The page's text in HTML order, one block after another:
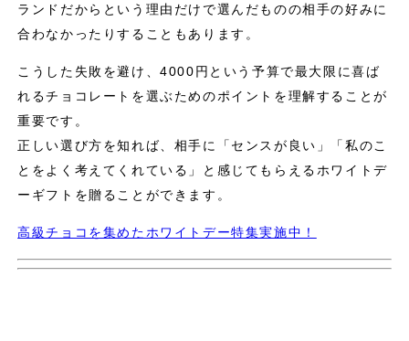
ランドだからという理由だけで選んだものの相手の好みに
合わなかったりすることもあります。
こうした失敗を避け、4000円という予算で最大限に喜ば
れるチョコレートを選ぶためのポイントを理解することが
重要です。
正しい選び方を知れば、相手に「センスが良い」「私のこ
とをよく考えてくれている」と感じてもらえるホワイトデ
ーギフトを贈ることができます。
高級チョコを集めたホワイトデー特集実施中！